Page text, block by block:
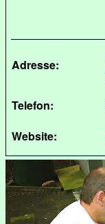
Adresse:
Telefon:
Website: